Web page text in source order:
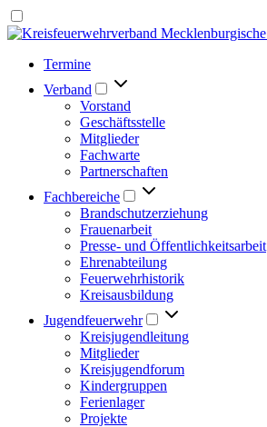
Termine
Verband
Vorstand
Geschäftsstelle
Mitglieder
Fachwarte
Partnerschaften
Fachbereiche
Brandschutzerziehung
Frauenarbeit
Presse- und Öffentlichkeitsarbeit
Ehrenabteilung
Feuerwehrhistorik
Kreisausbildung
Jugendfeuerwehr
Kreisjugendleitung
Mitglieder
Kreisjugendforum
Kindergruppen
Ferienlager
Projekte